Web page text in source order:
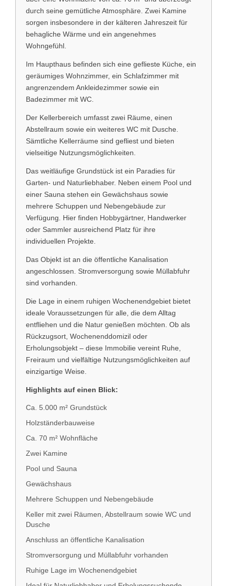
durch seine gemütliche Atmosphäre. Zwei Kamine
sorgen insbesondere in der kälteren Jahreszeit für
behagliche Wärme und ein angenehmes
Wohngefühl.
Im Haupthaus befinden sich eine geflieste Küche, ein
geräumiges Wohnzimmer, ein Schlafzimmer mit
angrenzendem Ankleidezimmer sowie ein
Badezimmer mit WC.
Der Kellerbereich umfasst zwei Räume, einen
Abstellraum sowie ein weiteres WC mit Dusche.
Sämtliche Kellerräume sind gefliest und bieten
vielseitige Nutzungsmöglichkeiten.
Das weitläufige Grundstück ist ein Paradies für
Garten- und Naturliebhaber. Neben einem Pool und
einer Sauna stehen ein Gewächshaus sowie
mehrere Schuppen und Nebengebäude zur
Verfügung. Hier finden Hobbygärtner, Handwerker
oder Sammler ausreichend Platz für ihre
individuellen Projekte.
Das Objekt ist an die öffentliche Kanalisation
angeschlossen. Stromversorgung sowie Müllabfuhr
sind vorhanden.
Die Lage in einem ruhigen Wochenendgebiet bietet
ideale Voraussetzungen für alle, die dem Alltag
entfliehen und die Natur genießen möchten. Ob als
Rückzugsort, Wochenenddomizil oder
Erholungsobjekt – diese Immobilie vereint Ruhe,
Freiraum und vielfältige Nutzungsmöglichkeiten auf
einzigartige Weise.
Highlights auf einen Blick:
Ca. 5.000 m² Grundstück
Holzständerbauweise
Ca. 70 m² Wohnfläche
Zwei Kamine
Pool und Sauna
Gewächshaus
Mehrere Schuppen und Nebengebäude
Keller mit zwei Räumen, Abstellraum sowie WC und
Dusche
Anschluss an öffentliche Kanalisation
Stromversorgung und Müllabfuhr vorhanden
Ruhige Lage im Wochenendgebiet